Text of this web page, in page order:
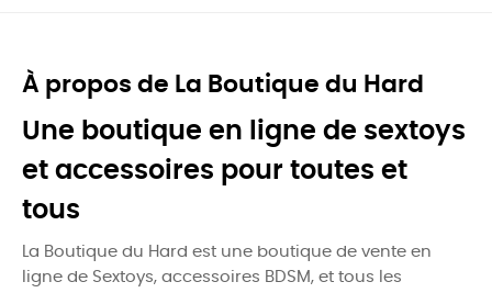
À propos de La Boutique du Hard
Une boutique en ligne de sextoys
et accessoires pour toutes et
tous
La Boutique du Hard est une boutique de vente en
ligne de Sextoys, accessoires BDSM, et tous les